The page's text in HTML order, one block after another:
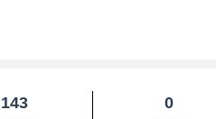
143
0